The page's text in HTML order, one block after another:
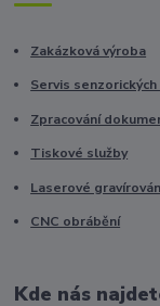
Zakázková výroba
Servis
Zpracování
Tiskové služby
Laserové
CNC obrábění
Kde nás